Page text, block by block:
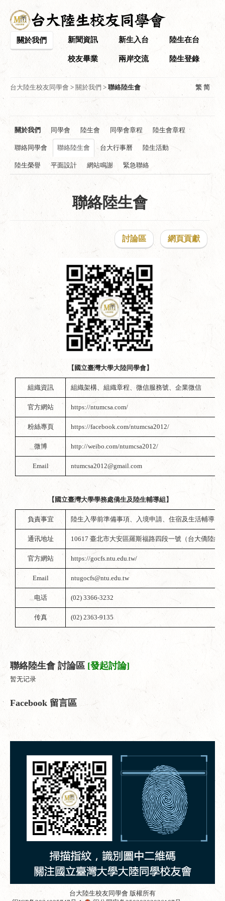
關於我們 新聞資訊 新生入台 陸生在台
校友畢業 兩岸交流 陸生登錄
台大陸生校友同學會 > 關於我們 > 聯絡陸生會 繁 简
關於我們 同學會 陸生會 同學會章程 陸生會章程
聯絡同學會 聯絡陸生會 台大行事曆 陸生活動
陸生榮譽 平面設計 網站鳴謝 緊急聯絡
聯絡陸生會
討論區 網頁貢獻
【國立臺灣大學大陸同學會】
組織資訊 組織架構、 組織章程、 微信服務號、 企業微信
官方網站 https://ntumcsa.com/
粉絲專頁 https://facebook.com/ntumcsa2012/
微博 http://weibo.com/ntumcsa2012/
Email ntumcsa2012@gmail.com
【國立臺灣大學學務處僑生及陸生輔導組】
負責事宜 陸生入學前準備事項、入境申請、住宿及生活輔導等
通讯地址 10617 臺北市大安區羅斯福路四段一號（台大僑陸組
官方網站 https://gocfs.ntu.edu.tw/
Email ntugocfs@ntu.edu.tw
电话 (02) 3366-3232
传真 (02) 2363-9135
聯絡陸生會 討論區 [發起討論]
暂无记录
Facebook 留言區
台大陸生校友同學會 版權所有